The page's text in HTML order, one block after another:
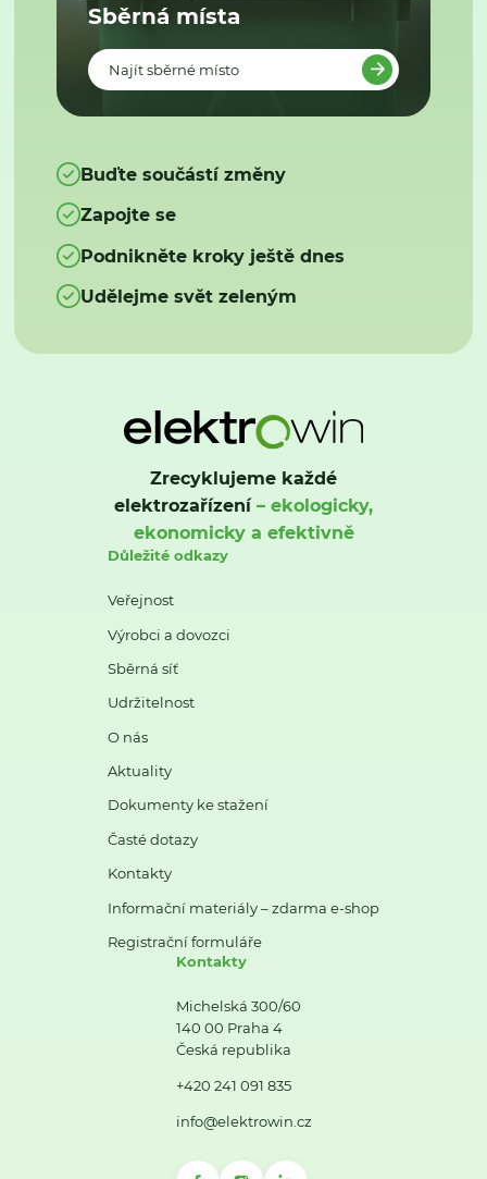
Sběrná místa
Najít sběrné místo
Buďte součástí změny
Zapojte se
Podnikněte kroky ještě dnes
Udělejme svět zeleným
Zrecyklujeme každé
elektrozařízení– ekologicky,
ekonomicky a efektivně
Důležité odkazy
Veřejnost
Výrobci a dovozci
Sběrná síť
Udržitelnost
O nás
Aktuality
Dokumenty ke stažení
Časté dotazy
Kontakty
Informační materiály – zdarma e-shop
Registrační formuláře
Kontakty
Michelská 300/60
140 00 Praha 4
Česká republika
+420 241 091 835
info@elektrowin.cz